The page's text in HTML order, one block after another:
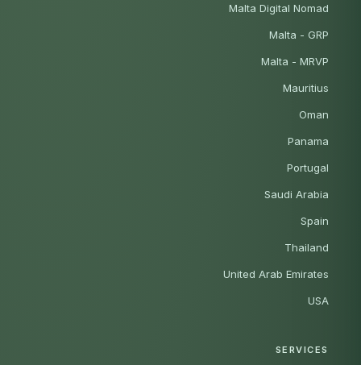
Malta Digital Nomad
Malta - GRP
Malta - MRVP
Mauritius
Oman
Panama
Portugal
Saudi Arabia
Spain
Thailand
United Arab Emirates
USA
SERVICES